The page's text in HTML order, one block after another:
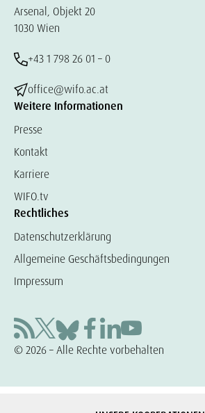
Arsenal, Objekt 20
1030 Wien
+43 1 798 26 01 – 0
office@wifo.ac.at
Weitere Informationen
Presse
Kontakt
Karriere
WIFO.tv
Rechtliches
Datenschutzerklärung
Allgemeine Geschäftsbedingungen
Impressum
© 2026 – Alle Rechte vorbehalten